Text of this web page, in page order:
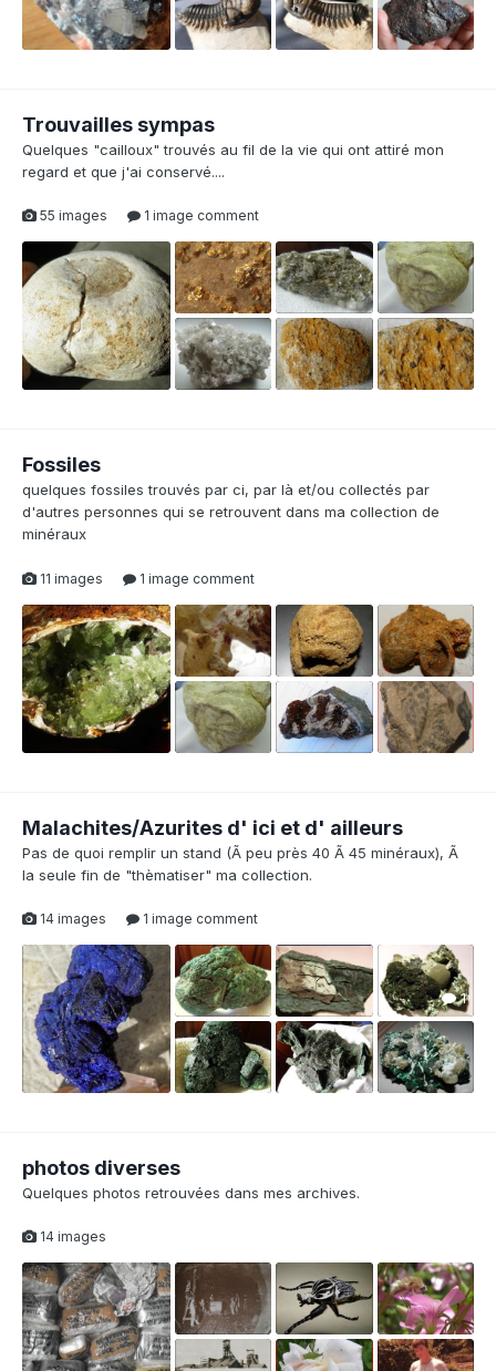
2
1 1
Trouvailles sympas
Quelques "cailloux" trouvés au fil de la vie qui ont attiré mon
regard et que j'ai conservé....
55 images 1 image comment
Fossiles
quelques fossiles trouvés par ci, par là et/ou collectés par
d'autres personnes qui se retrouvent dans ma collection de
minéraux
11 images 1 image comment
1
Malachites/Azurites d' ici et d' ailleurs
Pas de quoi remplir un stand (Ã peu près 40 Ã 45 minéraux), Ã
la seule fin de "thèmatiser" ma collection.
14 images 1 image comment
1
photos diverses
Quelques photos retrouvées dans mes archives.
14 images